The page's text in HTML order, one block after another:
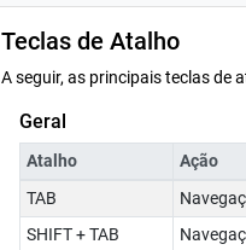
Teclas de Atalho
A seguir, as principais teclas de
Geral
Atalho
Ação
TAB
SHIFT + TAB